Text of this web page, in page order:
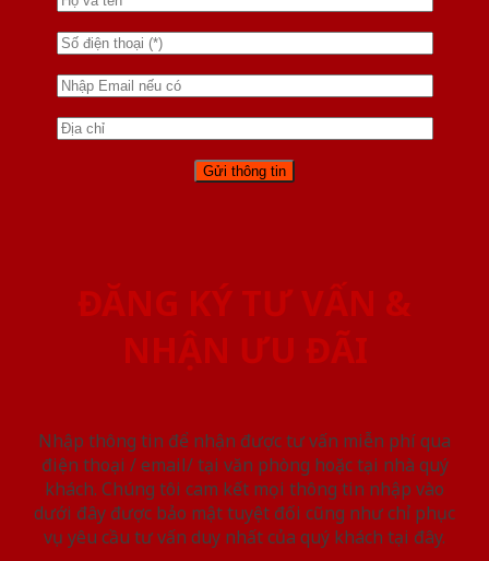
ĐĂNG KÝ TƯ VẤN &
NHẬN ƯU ĐÃI
Nhập thông tin để nhận được tư vấn miễn phí qua
điện thoại / email/ tại văn phòng hoặc tại nhà quý
khách. Chúng tôi cam kết mọi thông tin nhập vào
dưới đây được bảo mật tuyệt đối cũng như chỉ phục
vụ yêu cầu tư vấn duy nhất của quý khách tại đây.